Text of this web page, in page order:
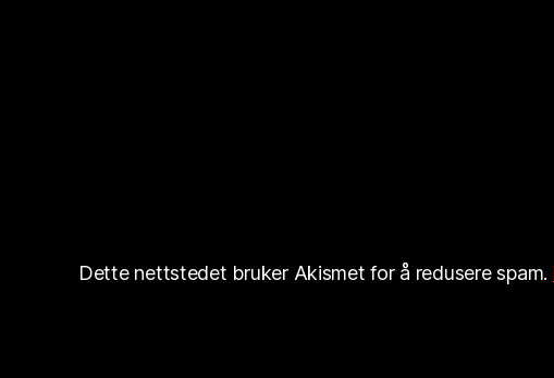
Dette nettstedet bruker Akismet for å redusere spam.